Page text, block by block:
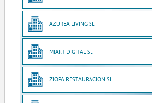
AZUREA LIVING SL
MIART DIGITAL SL
ZIOPA RESTAURACION SL